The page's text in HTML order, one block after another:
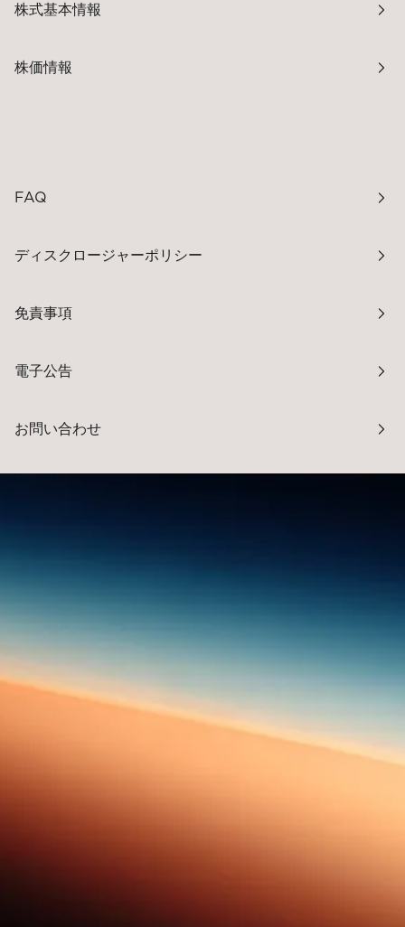
株式基本情報
株価情報
FAQ
ディスクロージャーポリシー
免責事項
電子公告
お問い合わせ